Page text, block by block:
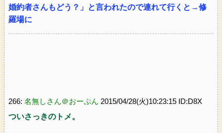
婚約者さんもどう？」と言われたので連れて行くと→修
羅場に
266: 名無しさん＠おーぷん 2015/04/28(火)10:23:15 ID:D8X
ついさっきのトメ。